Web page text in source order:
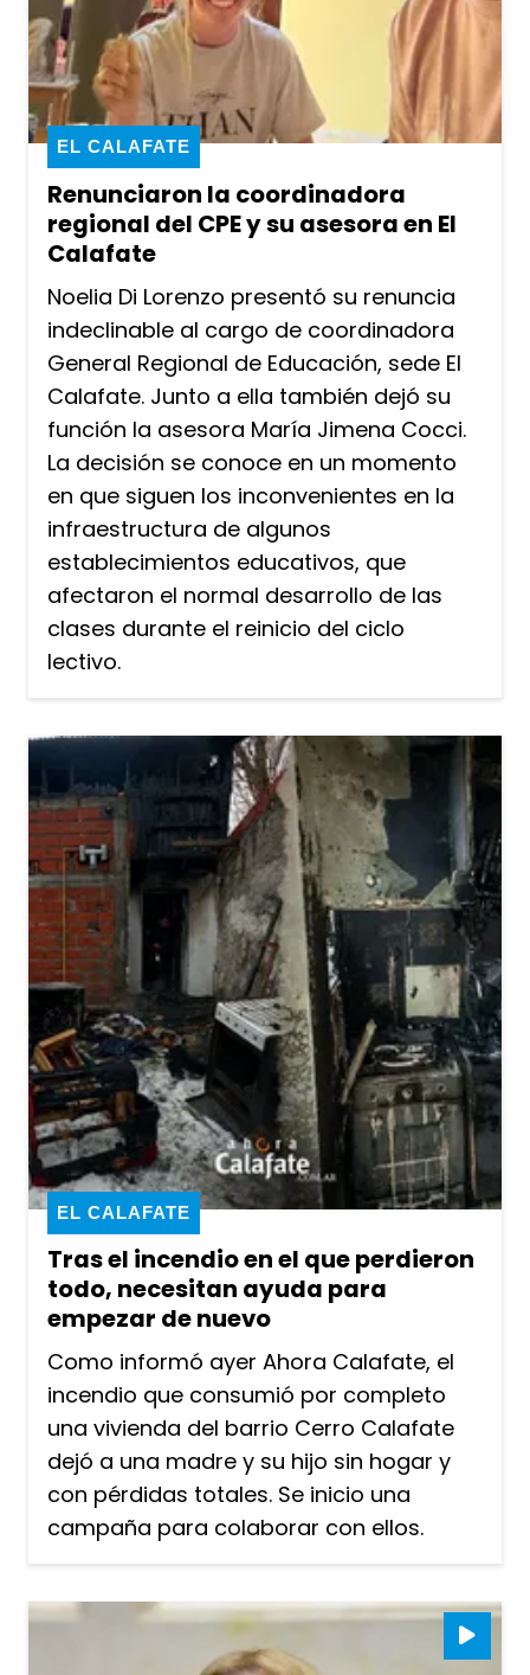
Renunciaron la coordinadora
regional del CPE y su asesora en El
Calafate
EL CALAFATE
Noelia Di Lorenzo presentó su renuncia
indeclinable al cargo de coordinadora
General Regional de Educación, sede El
Calafate. Junto a ella también dejó su
función la asesora María Jimena Cocci.
La decisión se conoce en un momento
en que siguen los inconvenientes en la
infraestructura de algunos
establecimientos educativos, que
afectaron el normal desarrollo de las
clases durante el reinicio del ciclo
lectivo.
Tras el incendio en el que perdieron
todo, necesitan ayuda para
empezar de nuevo
EL CALAFATE
Como informó ayer Ahora Calafate, el
incendio que consumió por completo
una vivienda del barrio Cerro Calafate
dejó a una madre y su hijo sin hogar y
con pérdidas totales. Se inicio una
campaña para colaborar con ellos.